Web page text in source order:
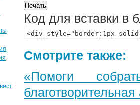
Код для вставки в
Смотрите также:
«Помоги